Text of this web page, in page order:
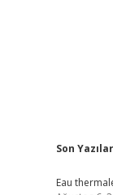
Son Yazılar
Eau